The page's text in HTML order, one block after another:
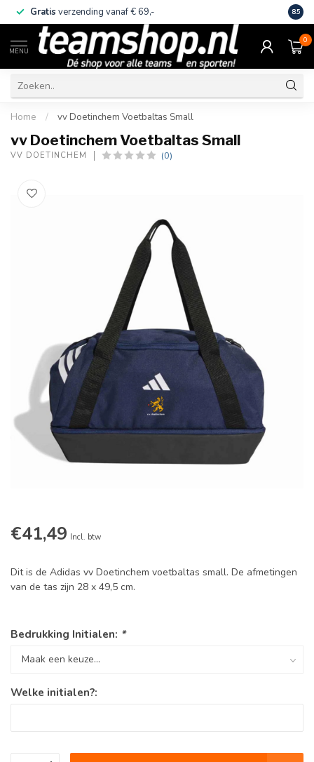
Gratis verzending vanaf € 69,- Eigen
8.5
MENU
0
Home / vv Doetinchem Voetbaltas Small
vv Doetinchem Voetbaltas Small
VV DOETINCHEM (0)
€41,49 Incl. btw
Dit is de Adidas vv Doetinchem voetbaltas small. De afmetingen
van de tas zijn 28 x 49,5 cm.
Bedrukking Initialen: *
Welke initialen?: